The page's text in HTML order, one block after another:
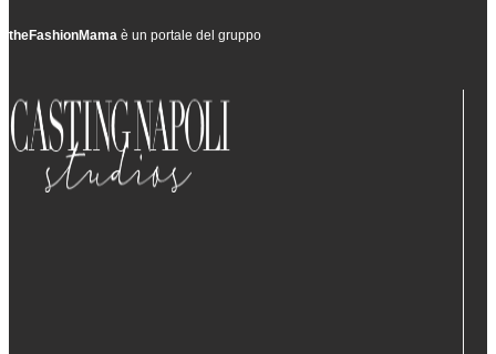
theFashionMama è un portale del gruppo